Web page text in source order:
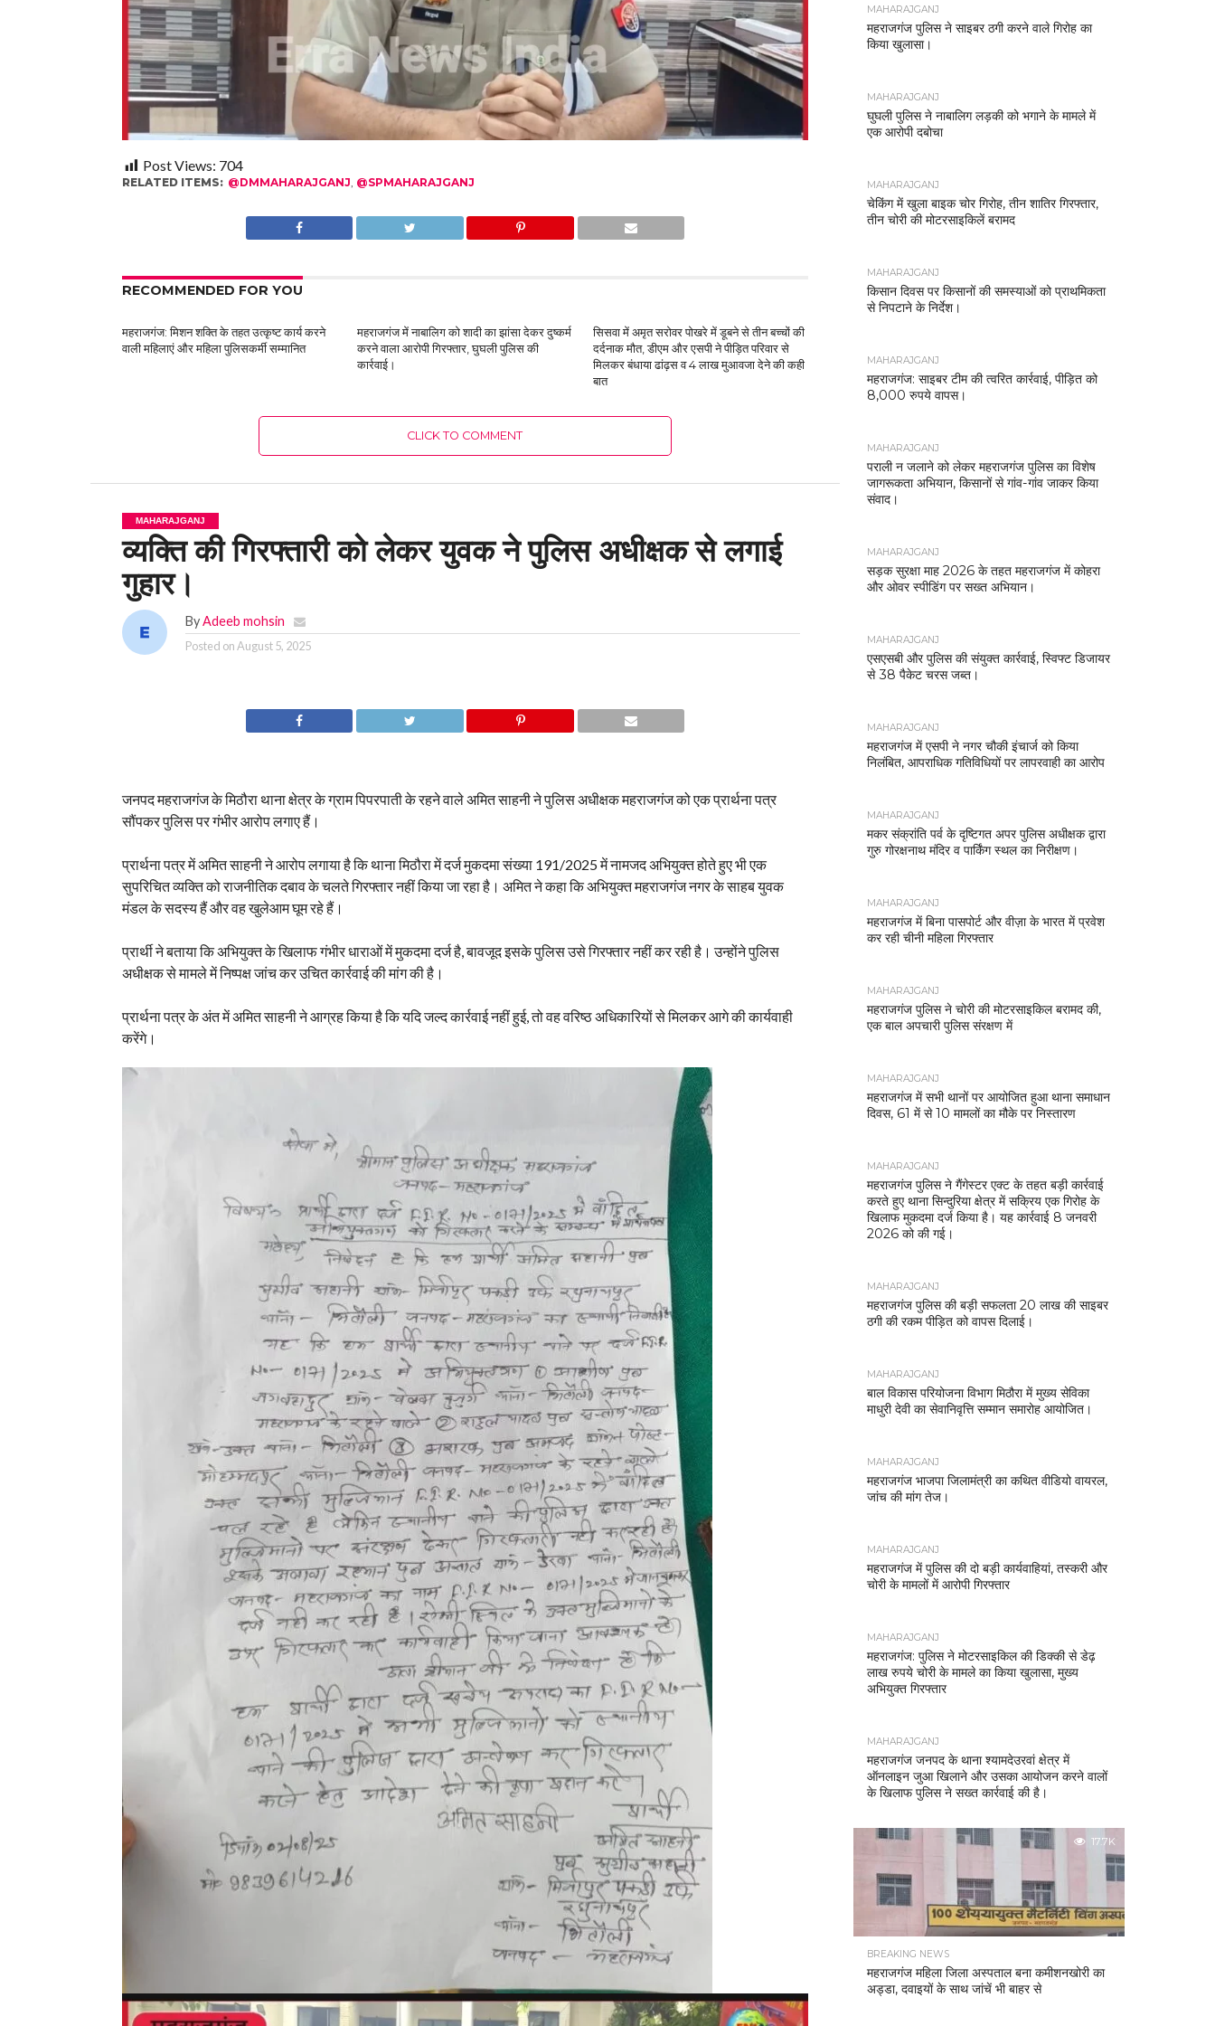
Post Views: 704
RELATED ITEMS: @DMMAHARAJGANJ @SPMAHARAJGANJ
RECOMMENDED FOR YOU
महराजगंज: मिशन शक्ति के तहत उत्कृष्ट कार्य करने
वाली महिलाएं और महिला पुलिसकर्मी सम्मानित
महराजगंज में नाबालिग को शादी का झांसा देकर दुष्कर्म
करने वाला आरोपी गिरफ्तार, घुघली पुलिस की
कार्रवाई।
सिसवा में अमृत सरोवर पोखरे में डूबने से तीन बच्चों की
दर्दनाक मौत, डीएम और एसपी ने पीड़ित परिवार से
मिलकर बंधाया ढांढ़स व 4 लाख मुआवजा देने की कही
बात
CLICK TO COMMENT
MAHARAJGANJ
व्यक्ति की गिरफ्तारी को लेकर युवक ने पुलिस अधीक्षक से लगाई
गुहार।
ByAdeeb mohsin
Posted onAugust 5, 2025
जनपद महराजगंज के मिठौरा थाना क्षेत्र के ग्राम पिपरपाती के रहने वाले अमित साहनी ने पुलिस अधीक्षक महराजगंज को एक प्रार्थना पत्र
सौंपकर पुलिस पर गंभीर आरोप लगाए हैं।
प्रार्थना पत्र में अमित साहनी ने आरोप लगाया है कि थाना मिठौरा में दर्ज मुकदमा संख्या 191/2025 में नामजद अभियुक्त होते हुए भी एक
सुपरिचित व्यक्ति को राजनीतिक दबाव के चलते गिरफ्तार नहीं किया जा रहा है। अमित ने कहा कि अभियुक्त महराजगंज नगर के साहब युवक
मंडल के सदस्य हैं और वह खुलेआम घूम रहे हैं।
प्रार्थी ने बताया कि अभियुक्त के खिलाफ गंभीर धाराओं में मुकदमा दर्ज है, बावजूद इसके पुलिस उसे गिरफ्तार नहीं कर रही है। उन्होंने पुलिस
अधीक्षक से मामले में निष्पक्ष जांच कर उचित कार्रवाई की मांग की है।
प्रार्थना पत्र के अंत में अमित साहनी ने आग्रह किया है कि यदि जल्द कार्रवाई नहीं हुई, तो वह वरिष्ठ अधिकारियों से मिलकर आगे की कार्यवाही
करेंगे।
MAHARAJGANJ
महराजगंज पुलिस ने साइबर ठगी करने वाले गिरोह का
किया खुलासा।
MAHARAJGANJ
घुघली पुलिस ने नाबालिग लड़की को भगाने के मामले में
एक आरोपी दबोचा
MAHARAJGANJ
चेकिंग में खुला बाइक चोर गिरोह, तीन शातिर गिरफ्तार,
तीन चोरी की मोटरसाइकिलें बरामद
MAHARAJGANJ
किसान दिवस पर किसानों की समस्याओं को प्राथमिकता
से निपटाने के निर्देश।
MAHARAJGANJ
महराजगंज: साइबर टीम की त्वरित कार्रवाई, पीड़ित को
8,000 रुपये वापस।
MAHARAJGANJ
पराली न जलाने को लेकर महराजगंज पुलिस का विशेष
जागरूकता अभियान, किसानों से गांव-गांव जाकर किया
संवाद।
MAHARAJGANJ
सड़क सुरक्षा माह 2026 के तहत महराजगंज में कोहरा
और ओवर स्पीडिंग पर सख्त अभियान।
MAHARAJGANJ
एसएसबी और पुलिस की संयुक्त कार्रवाई, स्विफ्ट डिजायर
से 38 पैकेट चरस जब्त।
MAHARAJGANJ
महराजगंज में एसपी ने नगर चौकी इंचार्ज को किया
निलंबित, आपराधिक गतिविधियों पर लापरवाही का आरोप
MAHARAJGANJ
मकर संक्रांति पर्व के दृष्टिगत अपर पुलिस अधीक्षक द्वारा
गुरु गोरक्षनाथ मंदिर व पार्किंग स्थल का निरीक्षण।
MAHARAJGANJ
महराजगंज में बिना पासपोर्ट और वीज़ा के भारत में प्रवेश
कर रही चीनी महिला गिरफ्तार
MAHARAJGANJ
महराजगंज पुलिस ने चोरी की मोटरसाइकिल बरामद की,
एक बाल अपचारी पुलिस संरक्षण में
MAHARAJGANJ
महराजगंज में सभी थानों पर आयोजित हुआ थाना समाधान
दिवस, 61 में से 10 मामलों का मौके पर निस्तारण
MAHARAJGANJ
महराजगंज पुलिस ने गैंगेस्टर एक्ट के तहत बड़ी कार्रवाई
करते हुए थाना सिन्दुरिया क्षेत्र में सक्रिय एक गिरोह के
खिलाफ मुकदमा दर्ज किया है। यह कार्रवाई 8 जनवरी
2026 को की गई।
MAHARAJGANJ
महराजगंज पुलिस की बड़ी सफलता 20 लाख की साइबर
ठगी की रकम पीड़ित को वापस दिलाई।
MAHARAJGANJ
बाल विकास परियोजना विभाग मिठौरा में मुख्य सेविका
माधुरी देवी का सेवानिवृत्ति सम्मान समारोह आयोजित।
MAHARAJGANJ
महराजगंज भाजपा जिलामंत्री का कथित वीडियो वायरल,
जांच की मांग तेज।
MAHARAJGANJ
महराजगंज में पुलिस की दो बड़ी कार्यवाहियां, तस्करी और
चोरी के मामलों में आरोपी गिरफ्तार
MAHARAJGANJ
महराजगंज: पुलिस ने मोटरसाइकिल की डिक्की से डेढ़
लाख रुपये चोरी के मामले का किया खुलासा, मुख्य
अभियुक्त गिरफ्तार
MAHARAJGANJ
महराजगंज जनपद के थाना श्यामदेउरवां क्षेत्र में
ऑनलाइन जुआ खिलाने और उसका आयोजन करने वालों
के खिलाफ पुलिस ने सख्त कार्रवाई की है।
17.7K
BREAKING NEWS
महराजगंज महिला जिला अस्पताल बना कमीशनखोरी का
अड्डा, दवाइयों के साथ जांचें भी बाहर से